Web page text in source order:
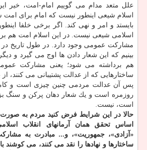
علل متعد مدام می گوییم امام-امت، خیر
اسلام شیعی اینطور نیست كه امام برای
بایستد و امر و نهی كند. اگر برخی خلفا
اسلامی شیعی نیست. در این اسلام امت هم
مشاركت عمومی وجود دارد. در طول تاریخ
بینیم كه این شعار دادن ها اوج می گیرد و
هم برداشته می شود؛ یعنی مشاركت
ساختارهایی كه از عدالت پشتیبانی می كنند،
پس آن عدالت مردمی چنین چیزی است و
روزمره است و یك شعار دهان پركن و سنگ
است، نیست.
حالا در این شرایط فرض كنید مردم به صورت
اساس تحقق همان آرمانهای انقلاب
«آزادی»، جمهوریت»، و... مبادرت به
ساختارها و نهادها را نقد می كنند، می كوشند